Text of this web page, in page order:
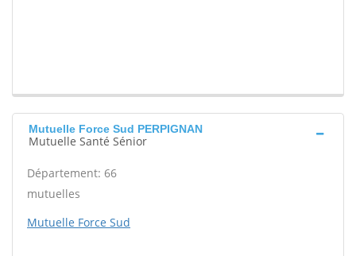
Mutuelle Force Sud PERPIGNAN
Mutuelle Santé Sénior
Département: 66
mutuelles
Mutuelle Force Sud